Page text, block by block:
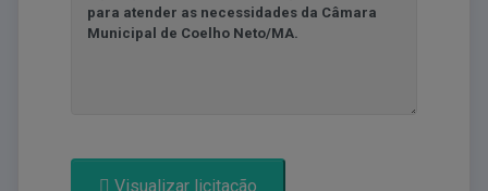
Visualizar licitação